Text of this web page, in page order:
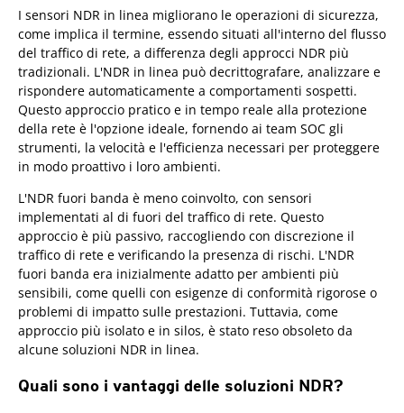
I sensori NDR in linea migliorano le operazioni di sicurezza,
come implica il termine, essendo situati all'interno del flusso
del traffico di rete, a differenza degli approcci NDR più
tradizionali. L'NDR in linea può decrittografare, analizzare e
rispondere automaticamente a comportamenti sospetti.
Questo approccio pratico e in tempo reale alla protezione
della rete è l'opzione ideale, fornendo ai team SOC gli
strumenti, la velocità e l'efficienza necessari per proteggere
in modo proattivo i loro ambienti.
L'NDR fuori banda è meno coinvolto, con sensori
implementati al di fuori del traffico di rete. Questo
approccio è più passivo, raccogliendo con discrezione il
traffico di rete e verificando la presenza di rischi. L'NDR
fuori banda era inizialmente adatto per ambienti più
sensibili, come quelli con esigenze di conformità rigorose o
problemi di impatto sulle prestazioni. Tuttavia, come
approccio più isolato e in silos, è stato reso obsoleto da
alcune soluzioni NDR in linea.
Quali sono i vantaggi delle soluzioni NDR?